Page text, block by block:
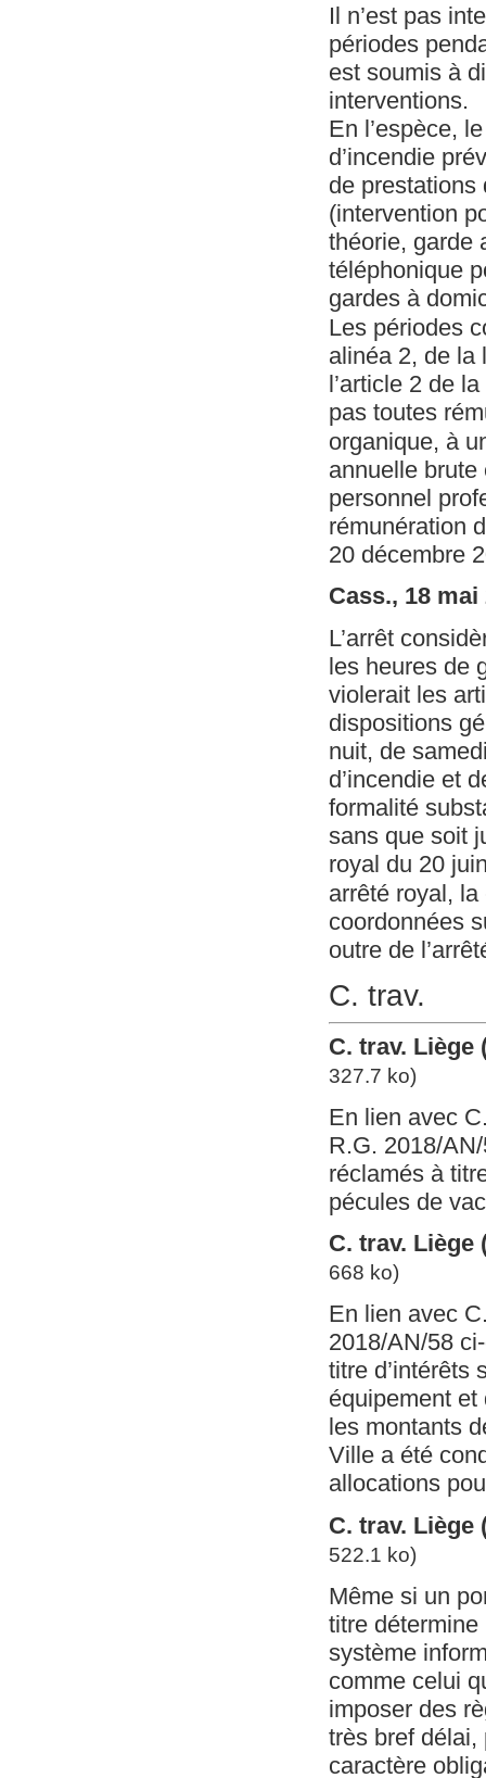
Il n’est pas
périodes
est soumis à
interventions.
En l’espèce,
d’incendie
de prestations
(intervention
théorie, garde
téléphonique
gardes à
Les périodes
alinéa 2, de la
l’article 2 de
pas toutes
organique, à
annuelle
personnel
rémunération
20 décembre
Cass., 18 mai
L’arrêt
les heures de
violerait les
dispositions
nuit, de
d’incendie et
formalité
sans que soit
royal du 20
arrêté royal,
coordonnées
outre de
C. trav.
C. trav. Liège
327.7 ko)
En lien avec
R.G. 2018/
réclamés à
pécules de
C. trav. Liège
668 ko)
En lien avec
2018/AN/58
titre d’intérêts
équipement et
les montants
Ville a été
allocations
C. trav. Liège
522.1 ko)
Même si un
titre
système
comme celui
imposer des
très bref délai,
caractère